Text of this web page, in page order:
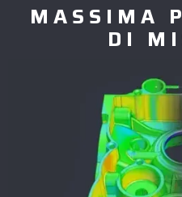
MASSIMA
DI